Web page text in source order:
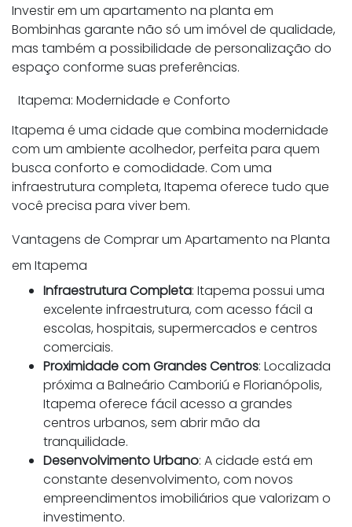
Investir em um apartamento na planta em
Bombinhas garante não só um imóvel de qualidade,
mas também a possibilidade de personalização do
espaço conforme suas preferências.
Itapema: Modernidade e Conforto
Itapema é uma cidade que combina modernidade
com um ambiente acolhedor, perfeita para quem
busca conforto e comodidade. Com uma
infraestrutura completa, Itapema oferece tudo que
você precisa para viver bem.
Vantagens de Comprar um Apartamento na Planta
em Itapema
Infraestrutura Completa: Itapema possui uma
excelente infraestrutura, com acesso fácil a
escolas, hospitais, supermercados e centros
comerciais.
Proximidade com Grandes Centros: Localizada
próxima a Balneário Camboriú e Florianópolis,
Itapema oferece fácil acesso a grandes
centros urbanos, sem abrir mão da
tranquilidade.
Desenvolvimento Urbano: A cidade está em
constante desenvolvimento, com novos
empreendimentos imobiliários que valorizam o
investimento.